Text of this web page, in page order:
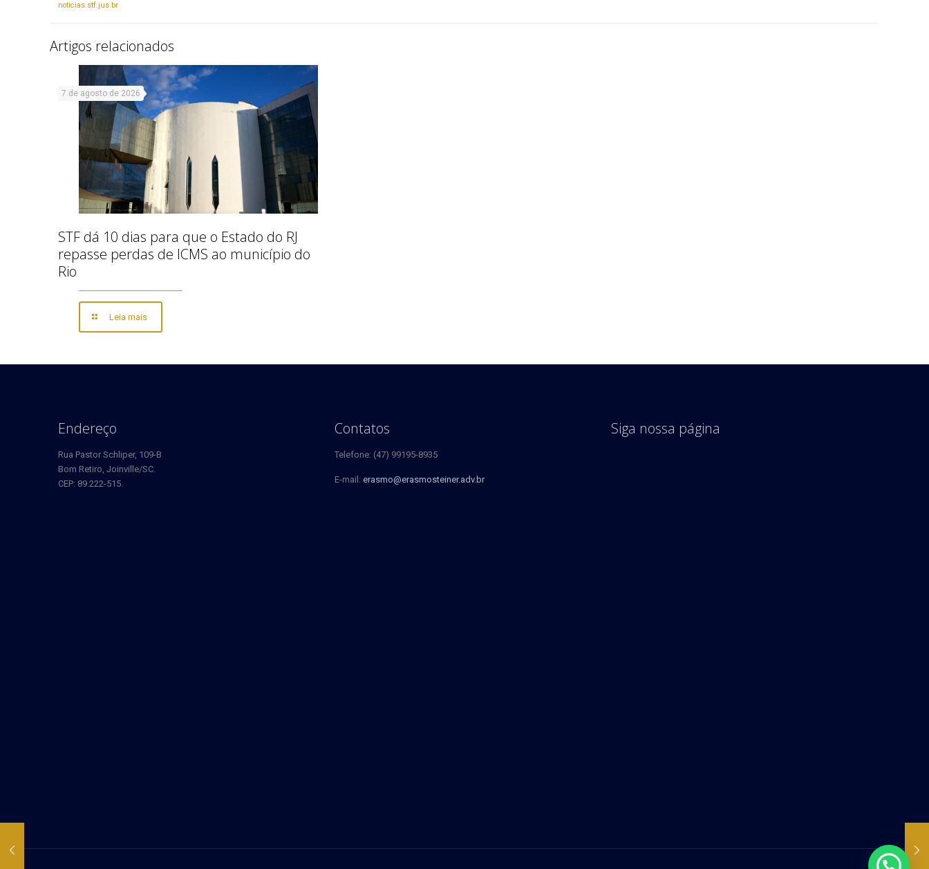
noticias.stf.jus.br
Artigos relacionados
7 de agosto de 2026
STF dá 10 dias para que o Estado do RJ
repasse perdas de ICMS ao município do
Rio
Leia mais
Endereço
Rua Pastor Schliper, 109-B
Bom Retiro, Joinville/SC.
CEP: 89.222-515.
Contatos
Telefone: (47) 99195-8935
E-mail: erasmo@erasmosteiner.adv.br
Siga nossa página